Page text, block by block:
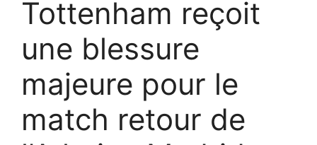
Tottenham reçoit
une blessure
majeure pour le
match retour de